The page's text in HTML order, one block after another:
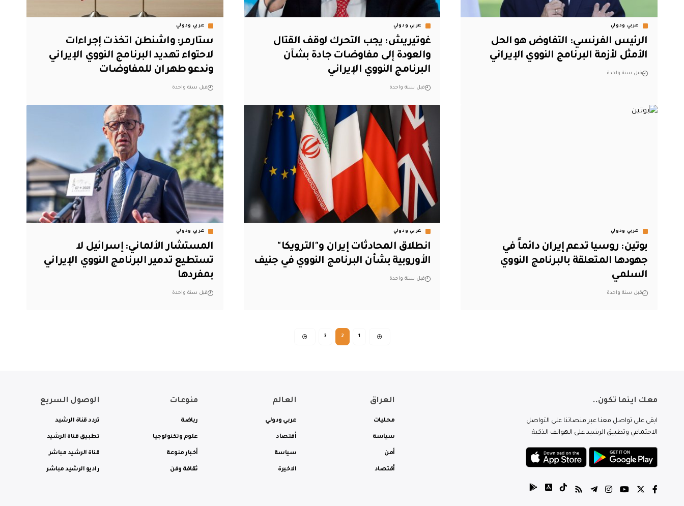
عربي ودولي
الرئيس الفرنسي: التفاوض هو الحل
الأمثل لأزمة البرنامج النووي الإيراني
قبل سنة واحدة
عربي ودولي
غوتيريش: يجب التحرك لوقف القتال
والعودة إلى مفاوضات جادة بشأن
البرنامج النووي الإيراني
قبل سنة واحدة
عربي ودولي
ستارمر: واشنطن اتخذت إجراءات
لاحتواء تهديد البرنامج النووي الإيراني
وندعو طهران للمفاوضات
قبل سنة واحدة
عربي ودولي
بوتين: روسيا تدعم إيران دائماً في
جهودها المتعلقة بالبرنامج النووي
السلمي
قبل سنة واحدة
عربي ودولي
انطلاق المحادثات إيران و"الترويكا"
الأوروبية بشأن البرنامج النووي في جنيف
قبل سنة واحدة
عربي ودولي
المستشار الألماني: إسرائيل لا
تستطيع تدمير البرنامج النووي الإيراني
بمفردها
قبل سنة واحدة
1
2
3
معك اينما تكون..
ابقى على تواصل معنا عبر منصاتنا على التواصل
الاجتماعي وتطبيق الرشيد على الهواتف الذكية.
العراق
محليات
سياسة
أمن
أقتصاد
العالم
عربي ودولي
أقتصاد
سياسة
الاخيرة
منوعات
رياضة
علوم وتكنولوجيا
أخبار منوعة
ثقافة وفن
الوصول السريع
تردد قناة الرشيد
تطبيق قناة الرشيد
قناة الرشيد مباشر
راديو الرشيد مباشر